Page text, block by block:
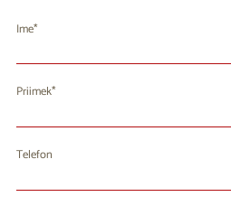
Ime
Priimek
Telefon